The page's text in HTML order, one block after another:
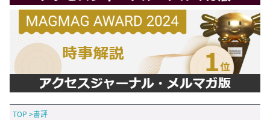
TOP >書評